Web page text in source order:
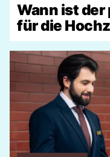
Wann ist
für die